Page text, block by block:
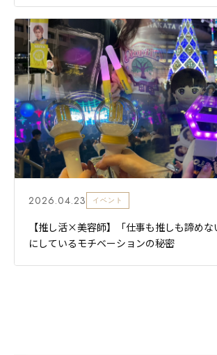
2026.04.23 イベント
【推し活×美容師】「仕事も推しも諦め
にしているモチベーションの秘密